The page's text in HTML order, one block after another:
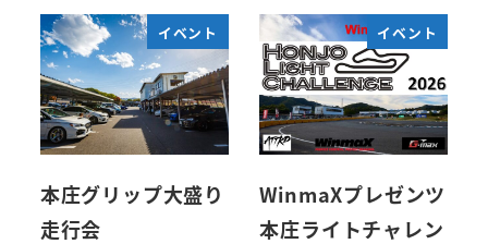
イベント
本庄グリップ大盛り
走行会
イベント
WinmaXプレゼンツ
本庄ライトチャレン